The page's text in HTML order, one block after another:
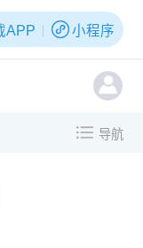
APP 小程序
导航